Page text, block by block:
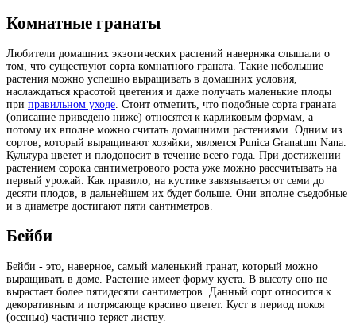
Комнатные гранаты
Любители домашних экзотических растений наверняка слышали о
том, что существуют сорта комнатного граната. Такие небольшие
растения можно успешно выращивать в домашних условия,
наслаждаться красотой цветения и даже получать маленькие плоды
при правильном уходе . Стоит отметить, что подобные сорта граната
(описание приведено ниже) относятся к карликовым формам, а
потому их вполне можно считать домашними растениями. Одним из
сортов, который выращивают хозяйки, является Punica Granatum Nana.
Культура цветет и плодоносит в течение всего года. При достижении
растением сорока сантиметрового роста уже можно рассчитывать на
первый урожай. Как правило, на кустике завязывается от семи до
десяти плодов, в дальнейшем их будет больше. Они вполне съедобные
и в диаметре достигают пяти сантиметров.
Бейби
Бейби - это, наверное, самый маленький гранат, который можно
выращивать в доме. Растение имеет форму куста. В высоту оно не
вырастает более пятидесяти сантиметров. Данный сорт относится к
декоративным и потрясающе красиво цветет. Куст в период покоя
(осенью) частично теряет листву.